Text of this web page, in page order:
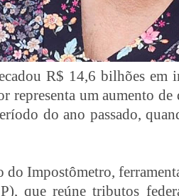
R$ 14,6 bilhões em
representa um aumento
do ano passado,
do Impostômetro,
que reúne tributos